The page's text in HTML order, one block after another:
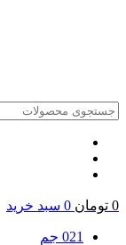
0 تومان 0 سبد خرید
021 جم